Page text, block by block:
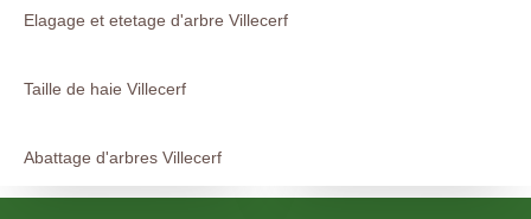
Elagage et etetage d'arbre Villecerf
Taille de haie Villecerf
Abattage d'arbres Villecerf